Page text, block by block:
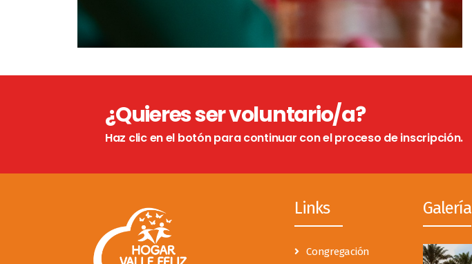
¿Quieres ser voluntario/a?
Haz clic en el botón para continuar con el proceso de inscripción.
Links
Congregación
Galería